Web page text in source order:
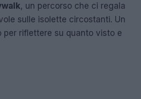
, un percorso che ci regala
sulle isolette circostanti. Un
per riflettere su quanto visto e